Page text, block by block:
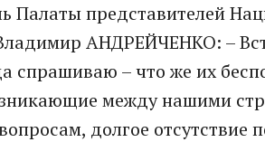
Палаты представителей
АНДРЕЙЧЕНКО: –
спрашиваю – что же их
между нашими
долгое отсутствие